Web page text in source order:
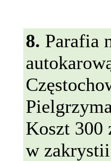
8. Parafia
Koszt 300
w